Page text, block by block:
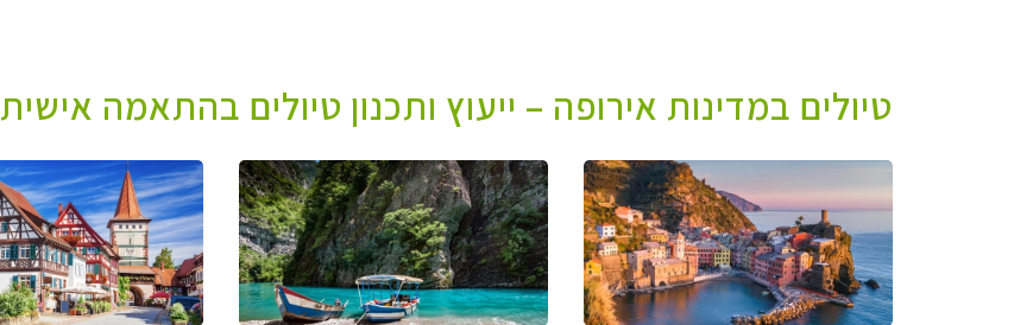
טיולים במדינות אירופה – ייעוץ ותכנון טיולים בהתאמה אישית